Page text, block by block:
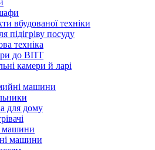
вбудованої техніки
підігріву посуду
техніка
до ВПТ
камери й ларі
машини
для дому
машини
машини